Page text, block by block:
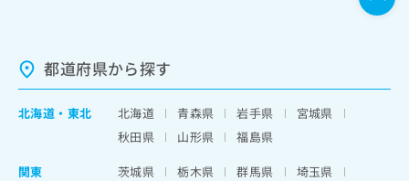
都道府県から探す
北海道 ・ 東北 北海道 青森県 岩手県
宮城県
秋田県
山形県
福島県
関東
茨城県 栃木県 群馬県
埼玉県